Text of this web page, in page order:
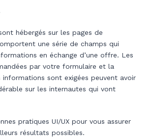
hébergés sur les pages de
une série de champs qui
en échange d’une offre. Les
par votre formulaire et la
sont exigées peuvent avoir
sur les internautes qui vont
pratiques UI/UX pour vous assurer
résultats possibles.